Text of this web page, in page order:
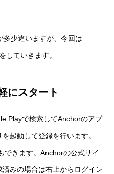
多少違いますが、今回は
していきます。
にスタート
Playで検索してAnchorのアプ
起動して登録を行います。
できます。Anchorの公式サイ
みの場合は右上からログイン